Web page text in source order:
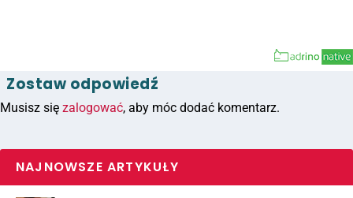
Zostaw odpowiedź
Musisz się zalogować, aby móc dodać komentarz.
NAJNOWSZE ARTYKUŁY